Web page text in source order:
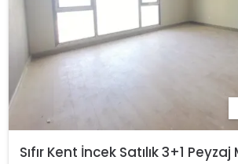
Sıfır Kent İncek Satılık 3+1